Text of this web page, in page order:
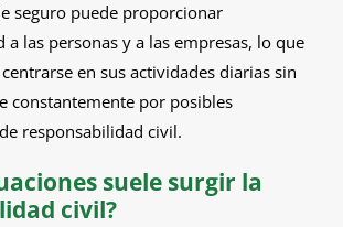
seguro puede proporcionar
las personas y a las empresas, lo que
en sus actividades diarias sin
constantemente por posibles
responsabilidad civil.
suele surgir la
civil?